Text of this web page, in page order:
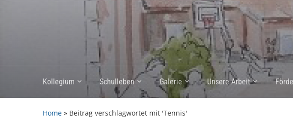
Kollegium Schulleben Galerie Unsere Arbeit
Home » Beitrag verschlagwortet mit 'Tennis'